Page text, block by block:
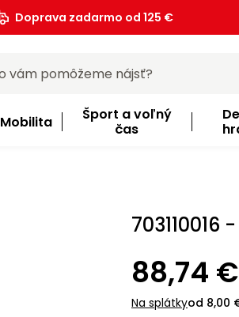
Doprava zadarmo od 125 €
Mobilita
Šport a voľný
čas
703110016
88,74 €
Na splátkyod 8,00